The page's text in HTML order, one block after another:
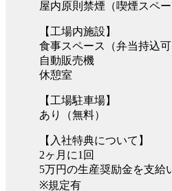
屋内原則禁煙（喫煙スペー
【工場内施設】
食事スペース（弁当持込可
自動販売機
休憩室
【工場駐車場】
あり（無料）
【入社特典について】
2ヶ月に1回
5万円の生産奨励金を支給
※規定有